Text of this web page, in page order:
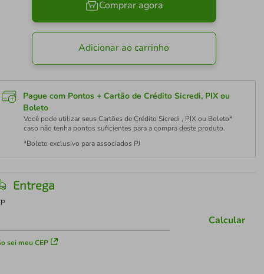
Comprar agora
Adicionar ao carrinho
Pague com Pontos + Cartão de Crédito Sicredi, PIX ou
Boleto
Você pode utilizar seus Cartões de Crédito Sicredi , PIX ou Boleto*
caso não tenha pontos suficientes para a compra deste produto.
*Boleto exclusivo para associados PJ
Entrega
sei meu CEP
Calcular